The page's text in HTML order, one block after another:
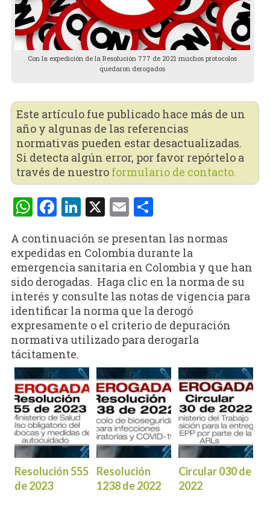
Con la expedición de la Resolución 777 de 2021 muchos protocolos
quedaron derogados
Este artículo fue publicado hace más de un
año y algunas de las referencias
normativas pueden estar desactualizadas.
Si detecta algún error, por favor repórtelo a
través de nuestro formulario de contacto.
WhatsApp
Facebook
LinkedIn
X EmailCompartir
A continuación se presentan las normas
expedidas en Colombia durante la
emergencia sanitaria en Colombia y que han
sido derogadas. Haga clic en la norma de su
interés y consulte las notas de vigencia para
identificar la norma que la derogó
expresamente o el criterio de depuración
normativa utilizado para derogarla
tácitamente.
Resolución 555
de 2023
Resolución
1238 de 2022
Circular 030 de
2022